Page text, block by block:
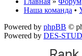
Наша команда •
Powered by phpBB ©
Powered by DES-